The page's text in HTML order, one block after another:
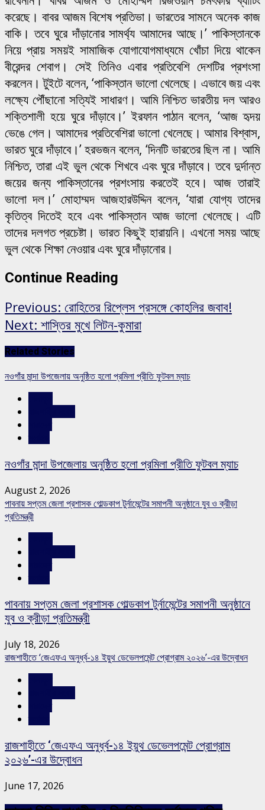
করেছে। বাবর আজম বিশেষ প্রতিভা। ভারতের সামনে অনেক কাজ
বাকি। তবে ঘুরে দাঁড়ানোর সামর্থ্য আমাদের আছে।’ পাকিস্তানকে
নিয়ে প্রায় সময়ই সামাজিক যোগাযোগমাধ্যমে খোঁচা দিয়ে থাকেন
বীরেন্দর শেবাগ। সেই তিনিও এবার প্রতিবেশি দেশটির প্রশংসা
করলেন। টুইটে বলেন, ‘পাকিস্তান ভালো খেলেছে। এভাবে জয় এবং
লক্ষ্যে পৌঁছানো সত্যিই সাধারণ। আমি নিশ্চিত ভারতীয় দল আরও
শক্তিশালী হয়ে ঘুরে দাঁড়াবে।’ ইরফান পাঠান বলেন, ‘আজ হৃদয়
ভেঙে গেল। আমাদের প্রতিবেশিরা ভালো খেলেছে। আমার বিশ্বাস,
ভারত ঘুরে দাঁড়াবে।’ হরভজন বলেন, ‘দিনটি ভারতের ছিল না। আমি
নিশ্চিত, তারা এই ভুল থেকে শিখবে এবং ঘুরে দাঁড়াবে। তবে দুর্দান্ত
জয়ের জন্য পাকিস্তানের প্রশংসায় করতেই হবে। আজ তারাই
ভালো দল।’ মোহাম্মদ আজহারউদ্দিন বলেন, ‘যারা যোগ্য তাদের
কৃতিত্ব দিতেই হবে এবং পাকিস্তান আজ ভালো খেলেছে। এটি
তাদের দলগত প্রচেষ্টা। ভারত কিছুই হারায়নি। এখনো সময় আছে
ভুল থেকে শিক্ষা নেওয়ার এবং ঘুরে দাঁড়ানোর।
Continue Reading
Previous: রোহিতের রিপ্লেস প্রসঙ্গে কোহলির জবাব!
Next: শাস্তির মুখে লিটন-কুমারা
Related Stories
নওগাঁর মান্দা উপজেলায় অনুষ্ঠিত হলো প্রমিলা প্রীতি ফুটবল ম্যাচ
নওগাঁর মান্দা উপজেলায় অনুষ্ঠিত হলো প্রমিলা প্রীতি ফুটবল ম্যাচ
August 2, 2026
পাবনায় সপ্তম জেলা প্রশাসক গোল্ডকাপ টুর্নামেন্টের সমাপনী অনুষ্ঠানে যুব ও ক্রীড়া
প্রতিমন্ত্রী
পাবনায় সপ্তম জেলা প্রশাসক গোল্ডকাপ টুর্নামেন্টের সমাপনী অনুষ্ঠানে
যুব ও ক্রীড়া প্রতিমন্ত্রী
July 18, 2026
রাজশাহীতে ‘জেএফএ অনুর্ধ্ব-১৪ ইয়ুথ ডেভেলপমেন্ট প্রোগ্রাম ২০২৬’-এর উদ্বোধন
রাজশাহীতে ‘জেএফএ অনুর্ধ্ব-১৪ ইয়ুথ ডেভেলপমেন্ট প্রোগ্রাম
২০২৬’-এর উদ্বোধন
June 17, 2026